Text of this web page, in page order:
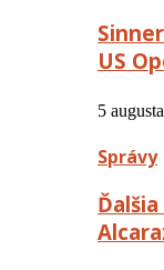
US
5
Správy